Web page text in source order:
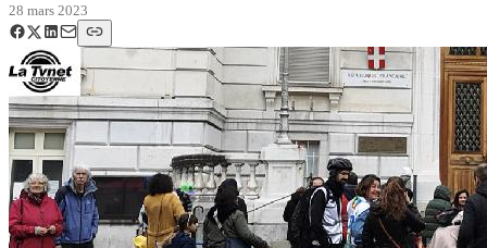
28 mars 2023